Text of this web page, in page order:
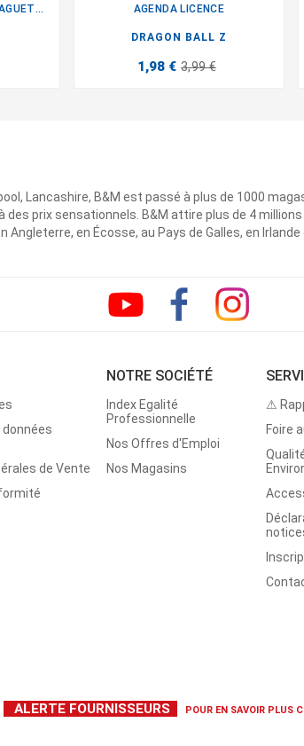
HARRY POTTER STYLO BAGUETTE AGENDA LICENCE
DRAGON BALL Z
1,98 € 3,99 €
Lancashire, B&M est passé à plus de 1000
des prix sensationnels. B&M attire plus de 4
Angleterre, en Écosse, au Pays de Galles, en Irlande
de Vente
NOTRE SOCIÉTÉ
Index Egalité
Professionnelle
Nos Offres d'Emploi
Nos Magasins
⚠
Foire
ALERTE FOURNISSEURS POUR EN SAVOIR PLUS